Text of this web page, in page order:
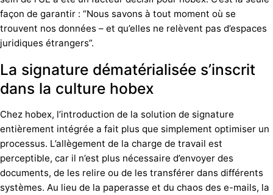
façon de garantir : “Nous savons à tout moment où se
trouvent nos données – et qu’elles ne relèvent pas d’espaces
juridiques étrangers”.
La signature dématérialisée s’inscrit
dans la culture hobex
Chez hobex, l’introduction de la solution de signature
entièrement intégrée a fait plus que simplement optimiser un
processus. L’allègement de la charge de travail est
perceptible, car il n’est plus nécessaire d’envoyer des
documents, de les relire ou de les transférer dans différents
systèmes. Au lieu de la paperasse et du chaos des e-mails, la